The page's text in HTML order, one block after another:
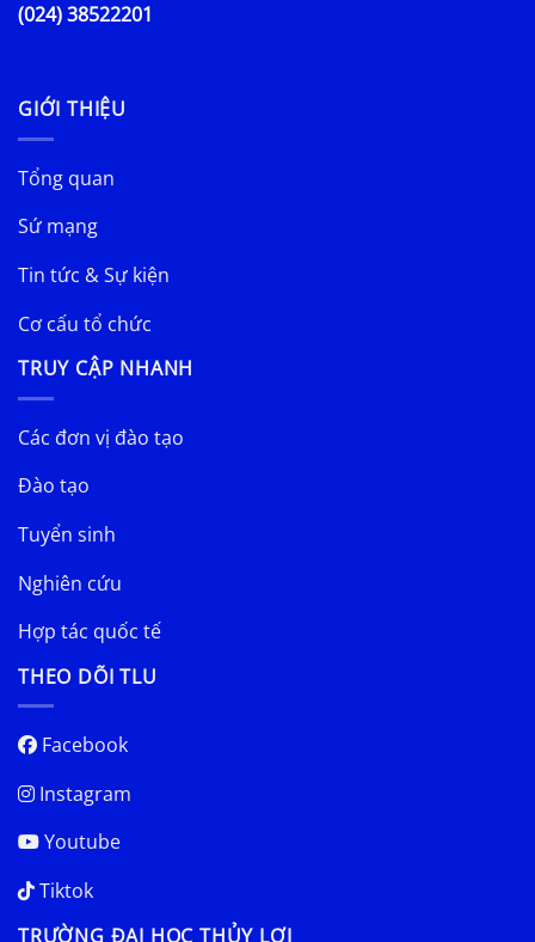
(024) 38522201
GIỚI THIỆU
Tổng quan
Sứ mạng
Tin tức & Sự kiện
Cơ cấu tổ chức
TRUY CẬP NHANH
Các đơn vị đào tạo
Đào tạo
Tuyển sinh
Nghiên cứu
Hợp tác quốc tế
THEO DÕI TLU
Facebook
Instagram
Youtube
Tiktok
TRƯỜNG ĐẠI HỌC THỦY LỢI